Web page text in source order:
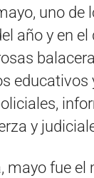
uno de
año y en el
educativos
y
mayo fue el